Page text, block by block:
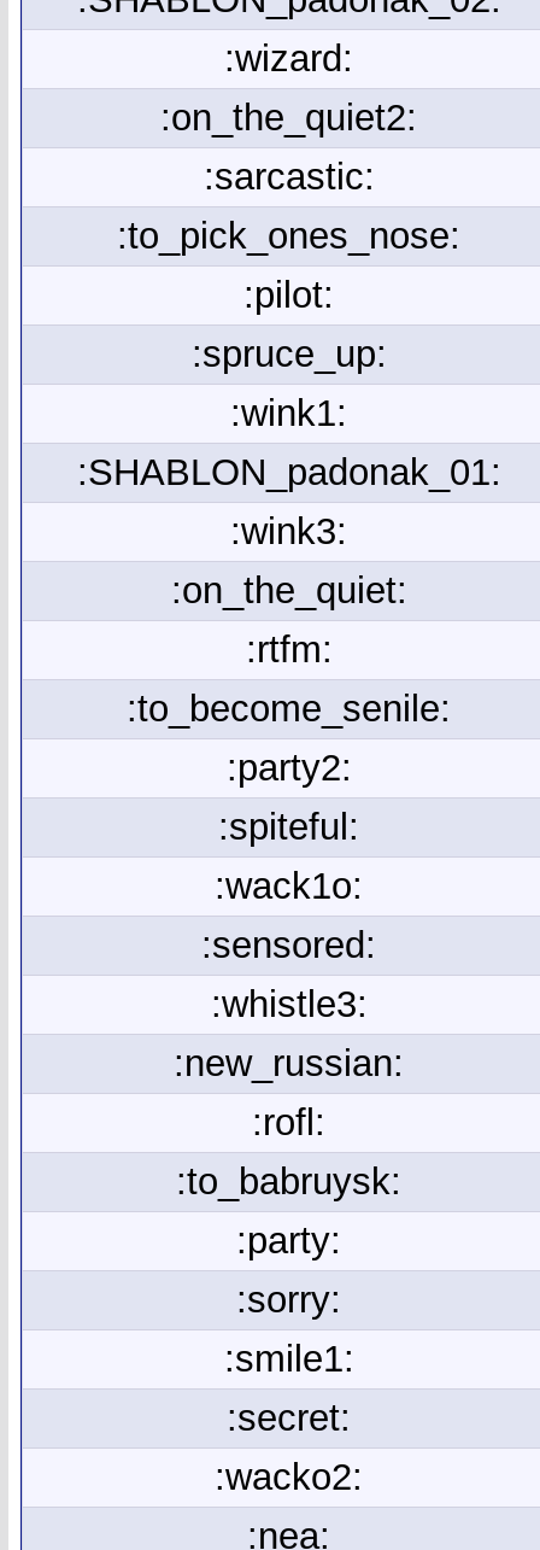
:wizard:
:on_the_quiet2:
:sarcastic:
:to_pick_ones_nose:
:pilot:
:spruce_up:
:wink1:
:SHABLON_padonak_01:
:wink3:
:on_the_quiet:
:rtfm:
:to_become_senile:
:party2:
:spiteful:
:wack1o:
:sensored:
:whistle3:
:new_russian:
:rofl:
:to_babruysk:
:party:
:sorry:
:smile1:
:secret:
:wacko2:
:nea: